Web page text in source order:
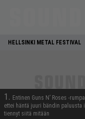
HELLSINKI METAL FESTIVAL
1. Entinen Guns N’ Roses -
ettei häntä juuri bändin paluusta
tiennyt siitä mitään